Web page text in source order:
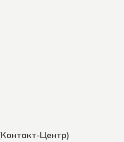
Центр)